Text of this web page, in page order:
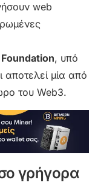
web
, υπό
αποτελεί μία από
του Web3.
γρήγορα